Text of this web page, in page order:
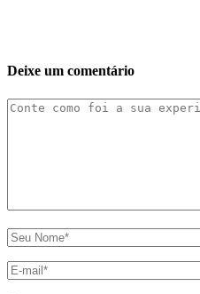
Deixe um comentário